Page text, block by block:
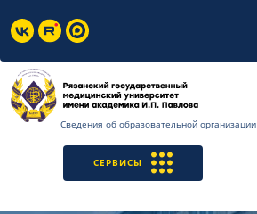
Сведения об образовательной организации
СЕРВИСЫ